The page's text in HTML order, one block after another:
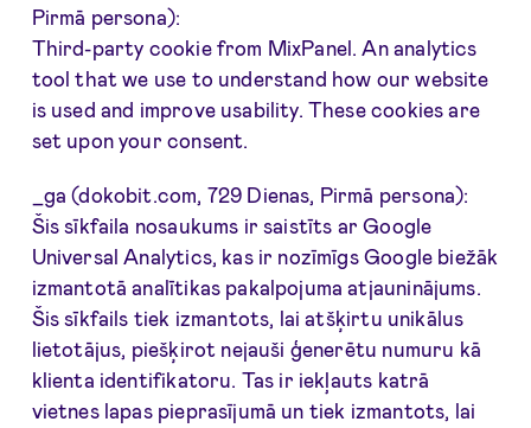
Pirmā persona):
Third-party cookie from MixPanel. An analytics
tool that we use to understand how our website
is used and improve usability. These cookies are
set upon your consent.
_ga (dokobit.com, 729 Dienas, Pirmā persona):
Šis sīkfaila nosaukums ir saistīts ar Google
Universal Analytics, kas ir nozīmīgs Google biežāk
izmantotā analītikas pakalpojuma atjauninājums.
Šis sīkfails tiek izmantots, lai atšķirtu unikālus
lietotājus, piešķirot nejauši ģenerētu numuru kā
klienta identifikatoru. Tas ir iekļauts katrā
vietnes lapas pieprasījumā un tiek izmantots, lai